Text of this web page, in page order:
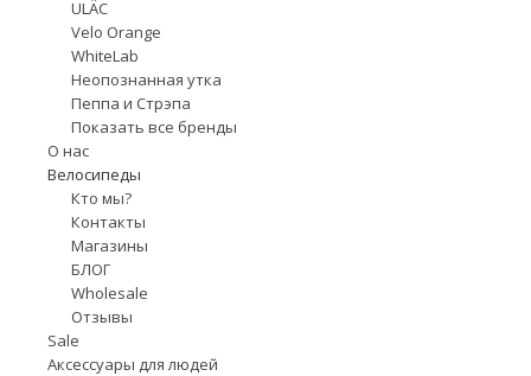
ULÄC
Velo Orange
WhiteLab
Неопознанная утка
Пеппа и Стрэпа
Показать все бренды
О нас
Велосипеды
Кто мы?
Контакты
Магазины
БЛОГ
Wholesale
Отзывы
Sale
Аксессуары для людей